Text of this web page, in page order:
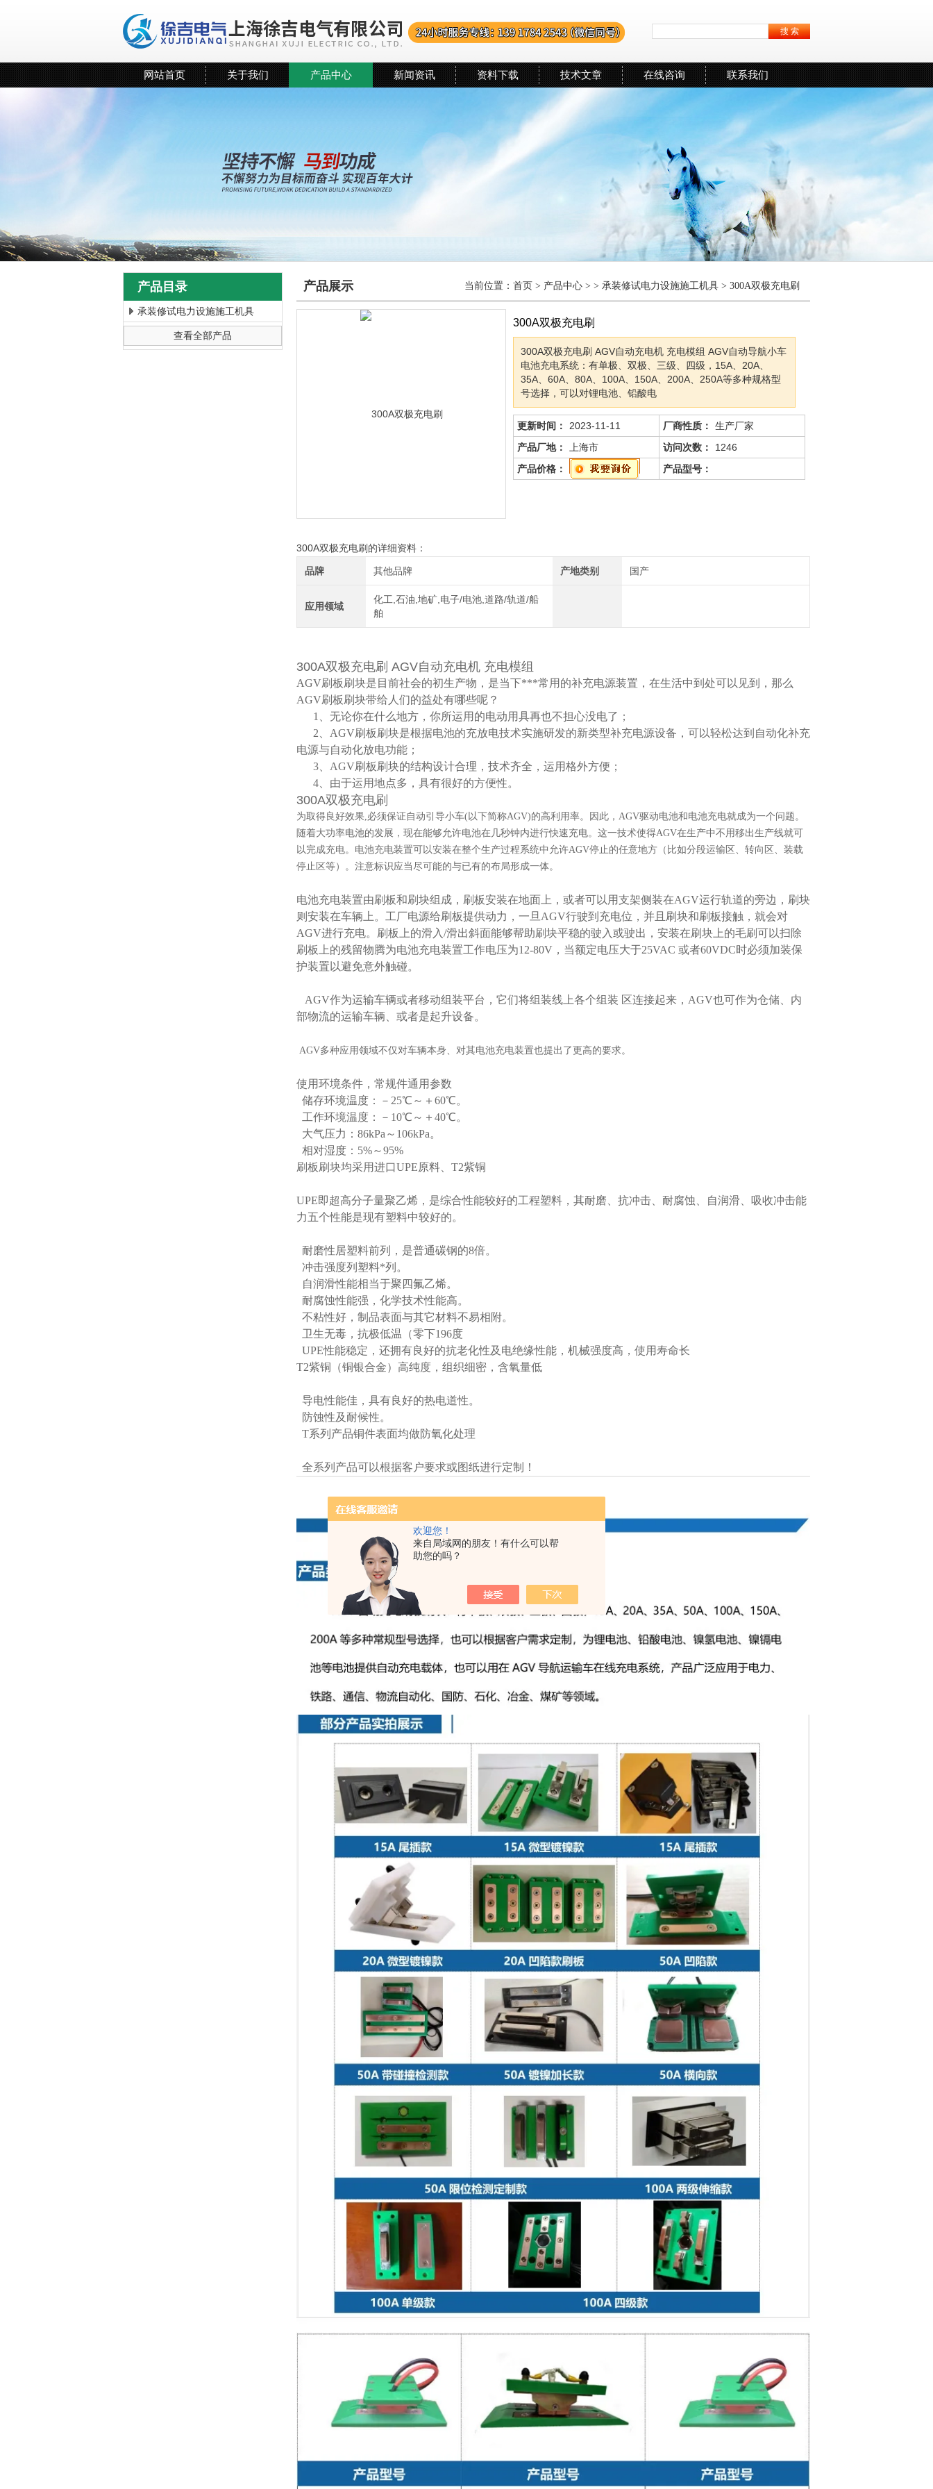
欢迎您！
来自局域网的朋友！有什么可以帮
助您的吗？
上海徐吉电气有限公司
网站首页 关于我们 产品中心 新闻资讯 资料下载 技术文章 在线咨询 联系我们
产品目录
承装修试电力设施施工机具
查看全部产品
产品展示 当前位置： 首页 > 产品中心 > > 承装修试电力设施施工机具 > 300A双极充电刷
300A双极充电刷
300A双极充电刷 AGV自动充电机 充电模组 AGV自动导航小车
电池充电系统：有单极、双极、三级、四级，15A、20A、
35A、60A、80A、100A、150A、200A、250A等多种规格型
号选择，可以对锂电池、铅酸电
更新时间： 2023-11-11 厂商性质：
生产厂家
产品厂地：
上海市 访问次数：
1246
产品价格：
产品型号：
300A双极充电刷的详细资料：
品牌 其他品牌 产地类别 国产
应用领域
化工,石油,地矿,电子/电池,道路/轨道/船
舶
300A双极充电刷 AGV自动充电机 充电模组
AGV刷板刷块是目前社会的初生产物，是当下***常用的补充电源装置，在生活中到处可以见到，那么
AGV刷板刷块带给人们的益处有哪些呢？
1、无论你在什么地方，你所运用的电动用具再也不担心没电了；
2、AGV刷板刷块是根据电池的充放电技术实施研发的新类型补充电源设备，可以轻松达到自动化补充
电源与自动化放电功能；
3、AGV刷板刷块的结构设计合理，技术齐全，运用格外方便；
4、由于运用地点多，具有很好的方便性。
300A双极充电刷
为取得良好效果,必须保证自动引导小车(以下简称AGV)的高利用率。因此，AGV驱动电池和电池充电就成为一个问题。
随着大功率电池的发展，现在能够允许电池在几秒钟内进行快速充电。这一技术使得AGV在生产中不用移出生产线就可
以完成充电。电池充电装置可以安装在整个生产过程系统中允许AGV停止的任意地方（比如分段运输区、转向区、装载
停止区等）。注意标识应当尽可能的与已有的布局形成一体。
电池充电装置由刷板和刷块组成，刷板安装在地面上，或者可以用支架侧装在AGV运行轨道的旁边，刷块
则安装在车辆上。工厂电源给刷板提供动力，一旦AGV行驶到充电位，并且刷块和刷板接触，就会对
AGV进行充电。刷板上的滑入/滑出斜面能够帮助刷块平稳的驶入或驶出，安装在刷块上的毛刷可以扫除
刷板上的残留物腾为电池充电装置工作电压为12-80V，当额定电压大于25VAC 或者60VDC时必须加装保
护装置以避免意外触碰。
AGV作为运输车辆或者移动组装平台，它们将组装线上各个组装 区连接起来，AGV也可作为仓储、内
部物流的运输车辆、或者是起升设备。
AGV多种应用领域不仅对车辆本身、对其电池充电装置也提出了更高的要求。
使用环境条件，常规件通用参数
储存环境温度：－25℃～＋60℃。
工作环境温度：－10℃～＋40℃。
大气压力：86kPa～106kPa。
相对湿度：5%～95%
刷板刷块均采用进口UPE原料、T2紫铜
UPE即超高分子量聚乙烯，是综合性能较好的工程塑料，其耐磨、抗冲击、耐腐蚀、自润滑、吸收冲击能
力五个性能是现有塑料中较好的。
耐磨性居塑料前列，是普通碳钢的8倍。
冲击强度列塑料*列。
自润滑性能相当于聚四氟乙烯。
耐腐蚀性能强，化学技术性能高。
不粘性好，制品表面与其它材料不易相附。
卫生无毒，抗极低温（零下196度
UPE性能稳定，还拥有良好的抗老化性及电绝缘性能，机械强度高，使用寿命长
T2紫铜（铜银合金）高纯度，组织细密，含氧量低
导电性能佳，具有良好的热电道性。
防蚀性及耐候性。
T系列产品铜件表面均做防氧化处理
全系列产品可以根据客户要求或图纸进行定制！